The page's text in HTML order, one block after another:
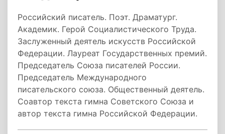
Российский писатель. Поэт. Драматург.
Академик. Герой Социалистического Труда.
Заслуженный деятель искусств Российской
Федерации. Лауреат Государственных премий.
Председатель Союза писателей России.
Председатель Международного
писательского союза. Общественный деятель.
Соавтор текста гимна Советского Союза и
автор текста гимна Российской Федерации.